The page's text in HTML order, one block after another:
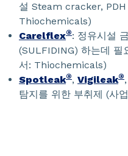
설 Steam cracker,
Thiochemicals)
Carelflex®: 정유시설
(SULFIDING) 하는데 필
서: Thiochemicals)
Spotleak®, Vigileak®
탐지를 위한 부취제 (사